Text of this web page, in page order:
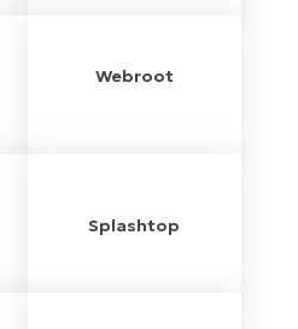
Webroot
Splashtop